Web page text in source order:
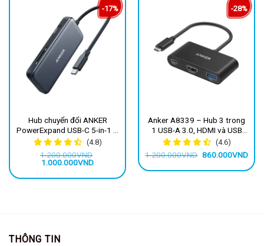
-17%
Hub chuyển đổi ANKER
PowerExpand USB-C 5-in-1 –
A8334
(4.8)
1.200.000VND
Giá
là:
1.000.000VNDGiá
tại
-28%
Anker A8339 – Hub 3 trong
1 USB-A 3.0, HDMI và USB
Type-C hỗ trợ sạc PD
(4.6)
1.200.000VND Giá
là:
860.000VNDGiá
hiện
tại
THÔNG TIN